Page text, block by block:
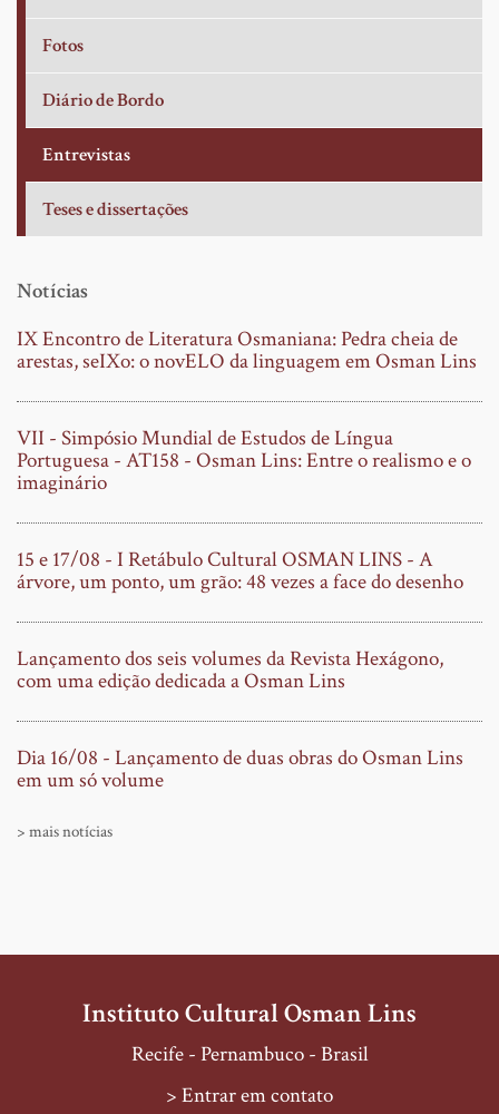
Fotos
Diário de Bordo
Entrevistas
Teses e dissertações
Notícias
IX Encontro de Literatura Osmaniana: Pedra cheia de
arestas, seIXo: o novELO da linguagem em Osman Lins
VII - Simpósio Mundial de Estudos de Língua
Portuguesa - AT158 - Osman Lins: Entre o realismo e o
imaginário
15 e 17/08 - I Retábulo Cultural OSMAN LINS - A
árvore, um ponto, um grão: 48 vezes a face do desenho
Lançamento dos seis volumes da Revista Hexágono,
com uma edição dedicada a Osman Lins
Dia 16/08 - Lançamento de duas obras do Osman Lins
em um só volume
> mais notícias
Instituto Cultural Osman Lins
Recife - Pernambuco - Brasil
> Entrar em contato